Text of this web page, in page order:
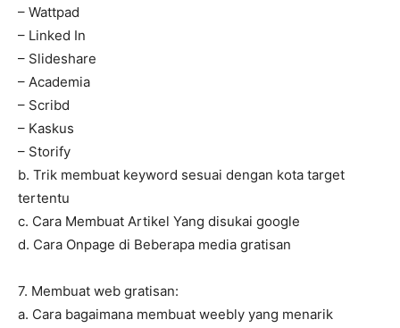
– Wattpad
– Linked In
– Slideshare
– Academia
– Scribd
– Kaskus
– Storify
b. Trik membuat keyword sesuai dengan kota target
tertentu
c. Cara Membuat Artikel Yang disukai google
d. Cara Onpage di Beberapa media gratisan
7. Membuat web gratisan:
a. Cara bagaimana membuat weebly yang menarik